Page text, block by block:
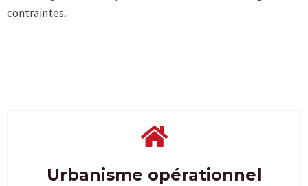
contraintes.
Urbanisme opérationnel